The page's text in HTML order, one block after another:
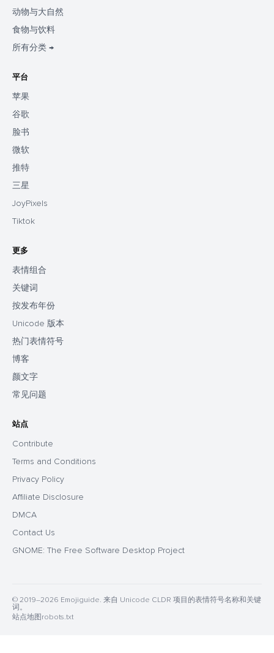
动物与大自然
食物与饮料
所有分类 →
平台
苹果
谷歌
脸书
微软
推特
三星
JoyPixels
Tiktok
更多
表情组合
关键词
按发布年份
Unicode 版本
热门表情符号
博客
颜文字
常见问题
站点
Contribute
Terms and Conditions
Privacy Policy
Affiliate Disclosure
DMCA
Contact Us
GNOME: The Free Software Desktop Project
© 2019–2026 Emojiguide. 来自 Unicode CLDR 项目的表情符号名称和关键
词。
站点地图 robots.txt